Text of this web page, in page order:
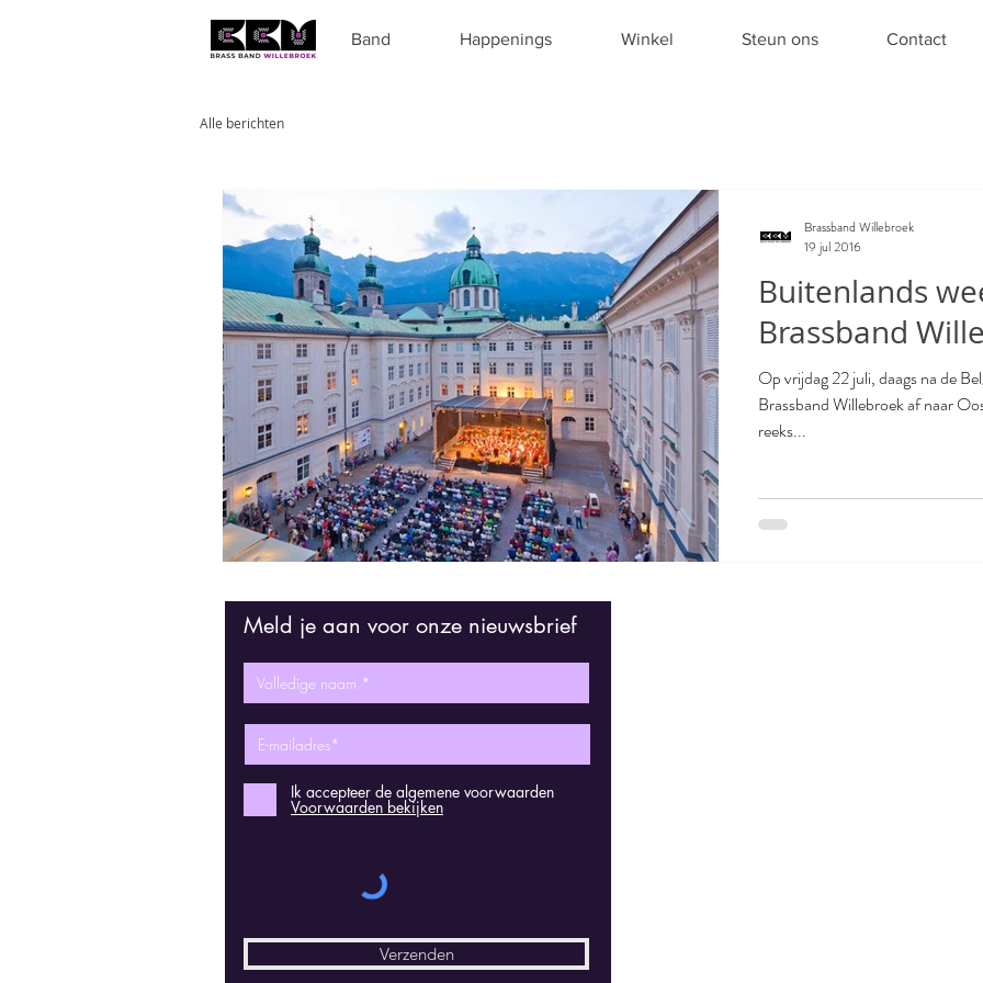
Band Happenings Winkel Steun ons Contact
Alle berichten
Buitenlands
Brassband
Op vrijdag 22 juli, daags na de
Brassband Willebroek af naar
reeks...
Brassband Willebroek
19 jul 2016
Meld je aan voor onze nieuwsbrief
Ik accepteer de algemene voorwaarden
Voorwaarden bekijken
Verzenden